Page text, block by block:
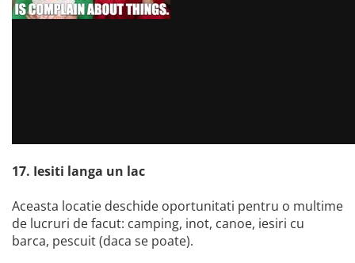
17. Iesiti langa un lac
Aceasta locatie deschide oportunitati pentru o multime
de lucruri de facut: camping, inot, canoe, iesiri cu
barca, pescuit (daca se poate).